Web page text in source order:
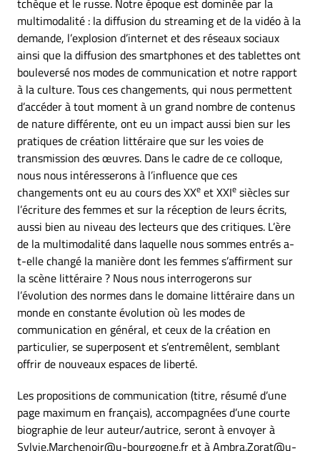
tchèque et le russe. Notre époque est dominée par la
multimodalité : la diffusion du streaming et de la vidéo à la
demande, l’explosion d’internet et des réseaux sociaux
ainsi que la diffusion des smartphones et des tablettes ont
bouleversé nos modes de communication et notre rapport
à la culture. Tous ces changements, qui nous permettent
d’accéder à tout moment à un grand nombre de contenus
de nature différente, ont eu un impact aussi bien sur les
pratiques de création littéraire que sur les voies de
transmission des œuvres. Dans le cadre de ce colloque,
nous nous intéresserons à l’influence que ces
changements ont eu au cours des XXe et XXIe siècles sur
l’écriture des femmes et sur la réception de leurs écrits,
aussi bien au niveau des lecteurs que des critiques. L’ère
de la multimodalité dans laquelle nous sommes entrés a-
t-elle changé la manière dont les femmes s’affirment sur
la scène littéraire ? Nous nous interrogerons sur
l’évolution des normes dans le domaine littéraire dans un
monde en constante évolution où les modes de
communication en général, et ceux de la création en
particulier, se superposent et s’entremêlent, semblant
offrir de nouveaux espaces de liberté.
Les propositions de communication (titre, résumé d’une
page maximum en français), accompagnées d’une courte
biographie de leur auteur/autrice, seront à envoyer à
Sylvie.Marchenoir@u-bourgogne.fr et à Ambra.Zorat@u-